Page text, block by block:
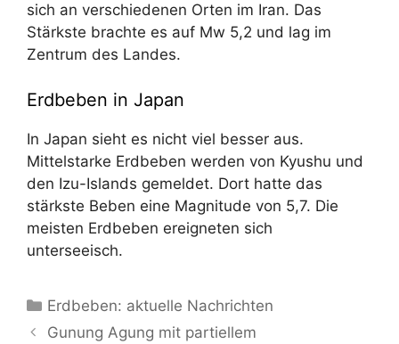
sich an verschiedenen Orten im Iran. Das
Stärkste brachte es auf Mw 5,2 und lag im
Zentrum des Landes.
Erdbeben in Japan
In Japan sieht es nicht viel besser aus.
Mittelstarke Erdbeben werden von Kyushu und
den Izu-Islands gemeldet. Dort hatte das
stärkste Beben eine Magnitude von 5,7. Die
meisten Erdbeben ereigneten sich
unterseeisch.
Kategorien
Erdbeben: aktuelle Nachrichten
Gunung Agung mit partiellem